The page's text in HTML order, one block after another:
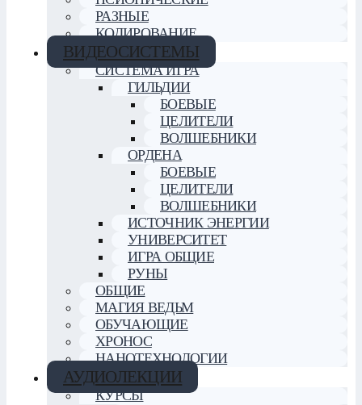
РАЗНЫЕ
КОДИРОВАНИЕ
ВИДЕОСИСТЕМЫ
СИСТЕМА ИГРА
ГИЛЬДИИ
БОЕВЫЕ
ЦЕЛИТЕЛИ
ВОЛШЕБНИКИ
ОРДЕНА
БОЕВЫЕ
ЦЕЛИТЕЛИ
ВОЛШЕБНИКИ
ИСТОЧНИК ЭНЕРГИИ
УНИВЕРСИТЕТ
ИГРА ОБЩИЕ
РУНЫ
ОБЩИЕ
МАГИЯ ВЕДЬМ
ОБУЧАЮЩИЕ
ХРОНОС
НАНОТЕХНОЛОГИИ
АУДИОЛЕКЦИИ
КУРСЫ